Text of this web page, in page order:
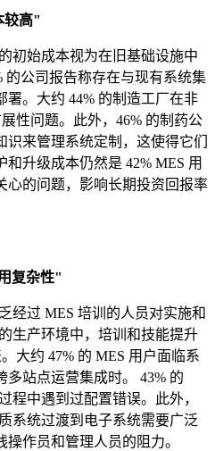
较高"
初始成本视为在旧基础设施中
的公司报告称存在与现有系统集
署。大约 44% 的制造工厂在非
性问题。此外，46% 的制药公
来管理系统定制，这使得它们
升级成本仍然是 42% MES 用
心的问题，影响长期投资回报率
复杂性"
经过 MES 培训的人员对实施和
生产环境中，培训和技能提升
大约 47% 的 MES 用户面临系
站点运营集成时。 43% 的
程中遇到过配置错误。此外，
系统过渡到电子系统需要广泛
作员和管理人员的阻力。